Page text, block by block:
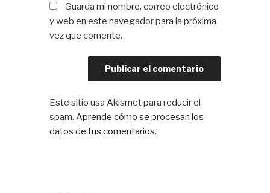
Guarda mi nombre, correo electrónico
y web en este navegador para la próxima
vez que comente.
Este sitio usa Akismet para reducir el
spam.Aprende cómo se procesan los
datos de tus comentarios.